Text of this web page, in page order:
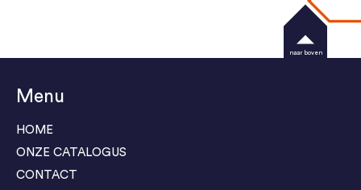
Menu
HOME
ONZE CATALOGUS
CONTACT
naar boven